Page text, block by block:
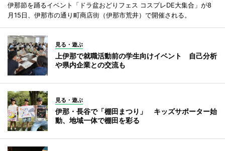
伊那節を踊るイベント「ドラ盆おどりフェス コスプレDE大集合」が8
月15日、伊那市の通り町商店街（伊那市荒井）で開催される。
見る・遊ぶ
上伊那で就職活動前の学生向けイベント 自己分析
や県内企業との交流も
見る・遊ぶ
伊那・長谷で「棚田まつり」 キッズサポーター始
動、地域一体で棚田を彩る